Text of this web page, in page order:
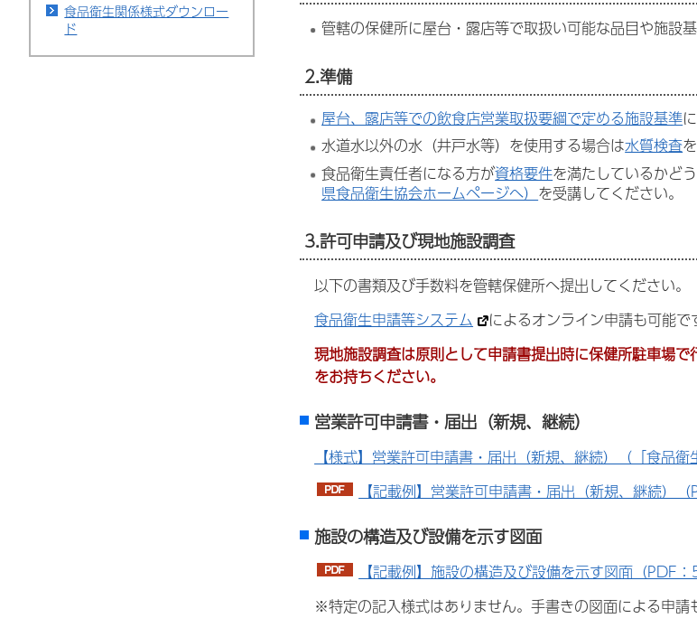
食品衛生関係様式ダウンロー
ド
管轄の保健所に屋台・露店等で取扱い可能な品目や施設
2.準備
屋台、露店等での飲食店営業取扱要綱で定める施設基準
水道水以外の水（井戸水等）を使用する場合は水質検査
食品衛生責任者になる方が資格要件を満たしているかど
県食品衛生協会ホームページへ） を受講してください。
3.許可申請及び現地施設調査
以下の書類及び手数料を管轄保健所へ提出してください。
食品衛生申請等システム
によるオンライン申請も可能で
現地施設調査は原則として申請書提出時に保健所駐車場
をお持ちください。
営業許可申請書・届出（新規、継続）
【様式】営業許可申請書・届出（新規、継続）（「食品
【記載例】営業許可申請書・届出（新規、継続）
施設の構造及び設備を示す図面
【記載例】施設の構造及び設備を示す図面（PDF：
※特定の記入様式はありません。手書きの図面による申請